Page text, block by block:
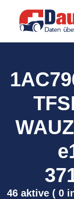
46 aktive ( 0